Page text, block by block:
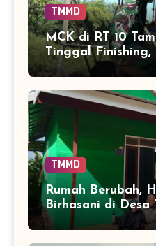
TMMD
MCK di RT 10
Tinggal Finishing,
Warga Segera
TMMD
Rumah Berubah,
Birhasani di Desa
Ikut Tumbuh